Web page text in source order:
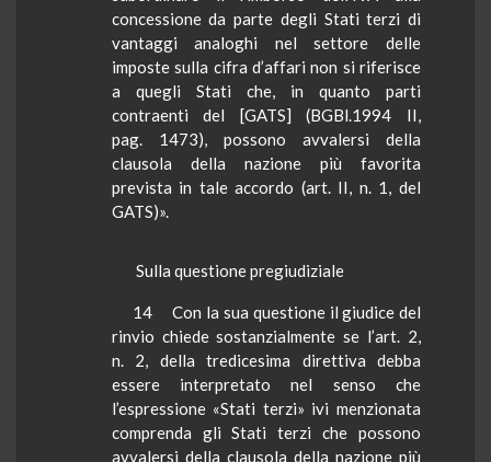
concessione da parte degli Stati terzi di
vantaggi analoghi nel settore delle
imposte sulla cifra d’affari non si riferisce
a quegli Stati che, in quanto parti
contraenti del [GATS] (BGBl.1994 II,
pag. 1473), possono avvalersi della
clausola della nazione più favorita
prevista in tale accordo (art. II, n. 1, del
GATS)».
Sulla questione pregiudiziale
14
Con la sua questione il giudice del
rinvio chiede sostanzialmente se l’art. 2,
n. 2, della tredicesima direttiva debba
essere interpretato nel senso che
l’espressione «Stati terzi» ivi menzionata
comprenda gli Stati terzi che possono
avvalersi della clausola della nazione più